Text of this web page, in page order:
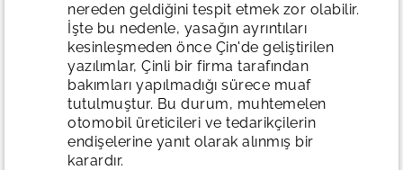
nereden geldiğini tespit etmek zor olabilir.
İşte bu nedenle, yasağın ayrıntıları
kesinleşmeden önce Çin'de geliştirilen
yazılımlar, Çinli bir firma tarafından
bakımları yapılmadığı sürece muaf
tutulmuştur. Bu durum, muhtemelen
otomobil üreticileri ve tedarikçilerin
endişelerine yanıt olarak alınmış bir
karardır.